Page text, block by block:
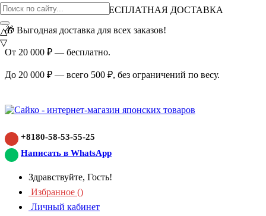
ВНИМАНИЕ АКЦИЯ!
БЕСПЛАТНАЯ ДОСТАВКА
🎁 Выгодная доставка для всех заказов!
От 20 000 ₽ — бесплатно.
До 20 000 ₽ — всего 500 ₽, без ограничений по весу.
+8180-58-53-55-25
Написать в WhatsApp
Здравствуйте, Гость!
Избранное ()
Личный кабинет
△
▽